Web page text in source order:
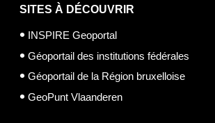
SITES À DÉCOUVRIR
INSPIRE Geoportal
Géoportail des institutions fédérales
Géoportail de la Région bruxelloise
GeoPunt Vlaanderen